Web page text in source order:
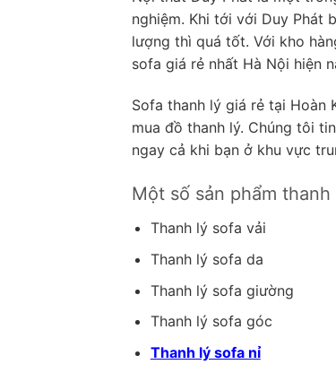
nghiệm. Khi tới với Duy Phát
lượng thì quá tốt. Với kho
sofa giá rẻ nhất Hà Nội hiện
Sofa thanh lý giá rẻ tại Hoàn
mua đồ thanh lý. Chúng tôi
ngay cả khi bạn ở khu vực
Một số sản phẩm
Thanh lý sofa vải
Thanh lý sofa da
Thanh lý sofa giường
Thanh lý sofa góc
Thanh lý sofa nỉ